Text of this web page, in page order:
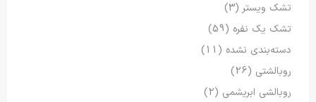
تشک ویستر (3)
تشک یک نفره (59)
دسته‌بندی نشده (11)
روبالشتی (26)
روبالشی ابریشمی (2)